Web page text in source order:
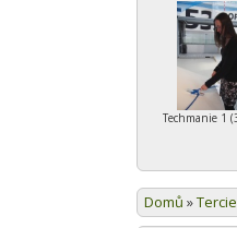
Techmanie 1
Domů »